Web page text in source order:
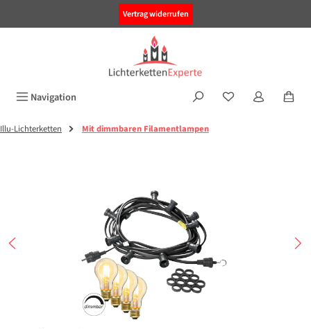
Vertrag widerrufen
Navigation
Illu-Lichterketten Mit dimmbaren Filamentlampen